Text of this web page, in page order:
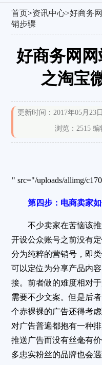
首页>资讯中心>好商务
销步骤
好商务网
之淘宝
更新时间：2017年05月23
浏览：2515 编
" src="/uploads/allimg/
第四步：电商卖家
不少卖家在苦恼该
开设公众账号之前没有
分为纯粹的营销号，即
可以定位为分享产品内
接。前者做的难度相对
需要不少文案。但是后
个赤裸裸的广告还得考
对广告普遍都抱有一种
推送广告而没有丝毫有
多忠实粉丝的品牌也会